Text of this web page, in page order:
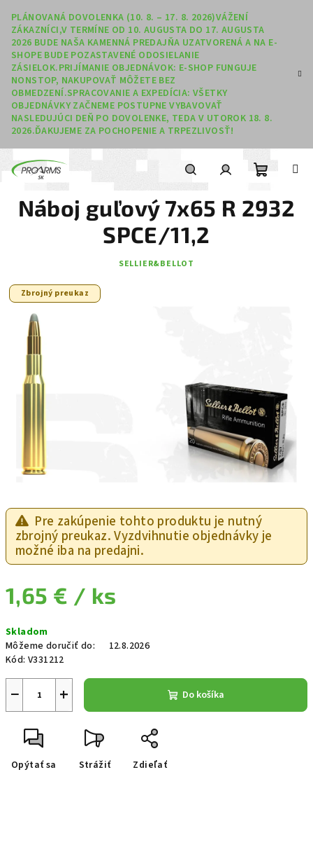
PLÁNOVANÁ DOVOLENKA (10. 8. – 17. 8. 2026)VÁŽENÍ
ZÁKAZNÍCI,V TERMÍNE OD 10. AUGUSTA DO 17. AUGUSTA
2026 BUDE NAŠA KAMENNÁ PREDAJŇA UZATVORENÁ A NA E-
SHOPE BUDE POZASTAVENÉ ODOSIELANIE
ZÁSIELOK.PRIJÍMANIE OBJEDNÁVOK: E-SHOP FUNGUJE
NONSTOP, NAKUPOVAŤ MÔŽETE BEZ
OBMEDZENÍ.SPRACOVANIE A EXPEDÍCIA: VŠETKY
OBJEDNÁVKY ZAČNEME POSTUPNE VYBAVOVAŤ
NASLEDUJÚCI DEŇ PO DOVOLENKE, TEDA V UTOROK 18. 8.
2026.ĎAKUJEME ZA POCHOPENIE A TRPEZLIVOSŤ!
Hľadať
Pre zakúpenie tohto produktu je nutný
zbrojný preukaz. Vyzdvihnutie objednávky je
možné iba na predajni.
1,65 € / ks
Skladom
Môžeme doručiť do:
12.8.2026
Kód: V331212
+
− Do košíka
Opýtať sa Strážiť Zdieľať
Náboj guľový 7x65 R 2932
SPCE/11,2
SELLIER&BELLOT
Zbrojný preukaz